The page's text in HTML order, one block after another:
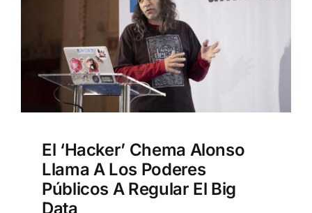
El ‘hacker’ Chema Alonso
Llama A Los Poderes
Públicos A Regular El Big
Data